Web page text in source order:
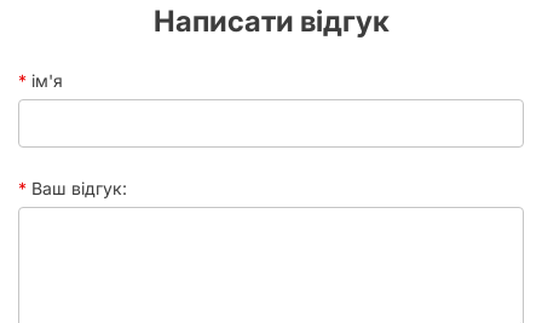
Написати відгук
ім'я
Ваш відгук: